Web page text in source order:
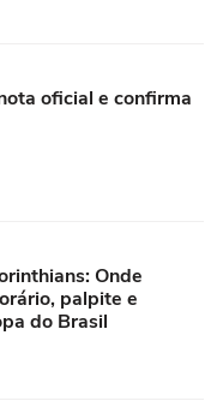
oficial e confirma
Onde
palpite e
do Brasil